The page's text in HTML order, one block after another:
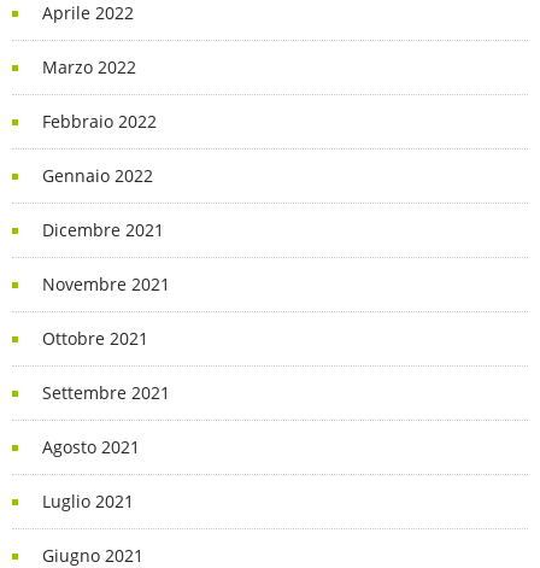
Aprile 2022
Marzo 2022
Febbraio 2022
Gennaio 2022
Dicembre 2021
Novembre 2021
Ottobre 2021
Settembre 2021
Agosto 2021
Luglio 2021
Giugno 2021